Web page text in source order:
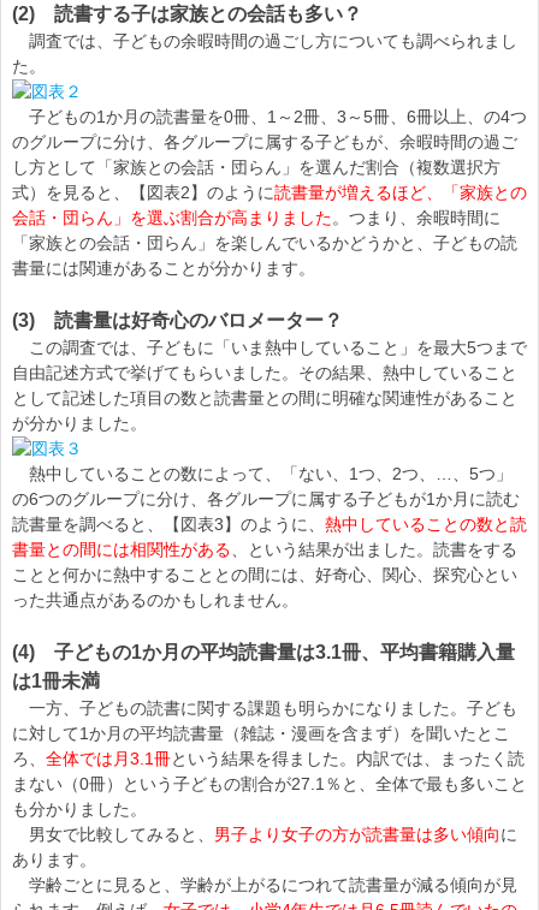
(2) 読書する子は家族との会話も多い？
調査では、子どもの余暇時間の過ごし方についても調べられまし
た。
子どもの1か月の読書量を0冊、1～2冊、3～5冊、6冊以上、の4つ
のグループに分け、各グループに属する子どもが、余暇時間の過ご
し方として「家族との会話・団らん」を選んだ割合（複数選択方
式）を見ると、【図表2】のように読書量が増えるほど、「家族との
会話・団らん」を選ぶ割合が高まりました。つまり、余暇時間に
「家族との会話・団らん」を楽しんでいるかどうかと、子どもの読
書量には関連があることが分かります。
(3) 読書量は好奇心のバロメーター？
この調査では、子どもに「いま熱中していること」を最大5つまで
自由記述方式で挙げてもらいました。その結果、熱中していること
として記述した項目の数と読書量との間に明確な関連性があること
が分かりました。
熱中していることの数によって、「ない、1つ、2つ、…、5つ」
の6つのグループに分け、各グループに属する子どもが1か月に読む
読書量を調べると、【図表3】のように、 熱中していることの数と読
書量との間には相関性がある 、という結果が出ました。読書をする
ことと何かに熱中することとの間には、好奇心、関心、探究心とい
った共通点があるのかもしれません。
(4) 子どもの1か月の平均読書量は3.1冊、平均書籍購入量
は1冊未満
一方、子どもの読書に関する課題も明らかになりました。子ども
に対して1か月の平均読書量（雑誌・漫画を含まず）を聞いたとこ
ろ、 全体では月3.1冊という結果を得ました。内訳では、まったく読
まない（0冊）という子どもの割合が27.1％と、全体で最も多いこと
も分かりました。
男女で比較してみると、 男子より女子の方が読書量は多い傾向に
あります。
学齢ごとに見ると、学齢が上がるにつれて読書量が減る傾向が見